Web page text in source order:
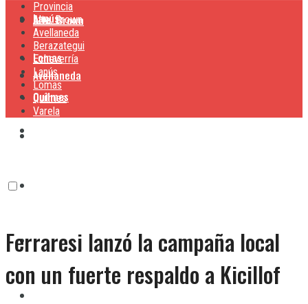
Lanús
Lomas
Quilmes
Alte. Brown
Avellaneda
Lanús
Provincia
Alte. Brown
Avellaneda
Berazategui
Echeverría
Lanús
Lomas
Quilmes
Varela
Ferraresi lanzó la campaña local
con un fuerte respaldo a Kicillof